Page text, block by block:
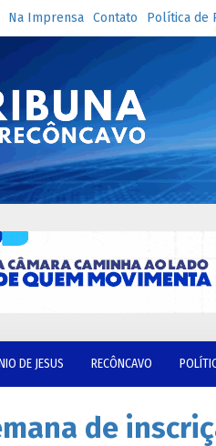
Na Imprensa Contato Política de
DE JESUS RECÔNCAVO
de